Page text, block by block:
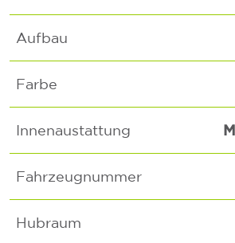
Aufbau
Farbe
Innenaustattung
Fahrzeugnummer
Hubraum